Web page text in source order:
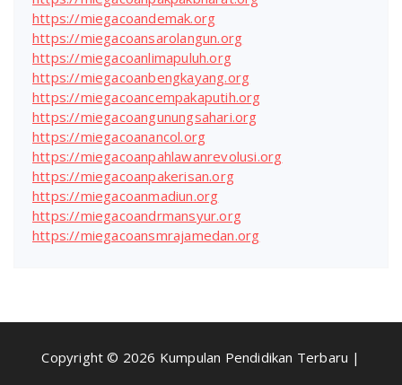
https://miegacoandemak.org
https://miegacoansarolangun.org
https://miegacoanlimapuluh.org
https://miegacoanbengkayang.org
https://miegacoancempakaputih.org
https://miegacoangunungsahari.org
https://miegacoanancol.org
https://miegacoanpahlawanrevolusi.org
https://miegacoanpakerisan.org
https://miegacoanmadiun.org
https://miegacoandrmansyur.org
https://miegacoansmrajamedan.org
Copyright © 2026 Kumpulan Pendidikan Terbaru |